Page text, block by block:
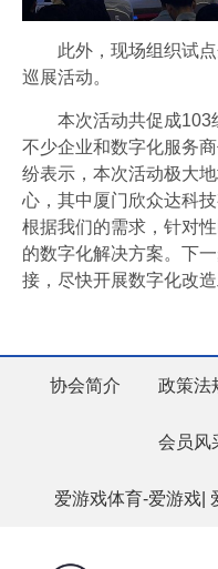
此外，现场组织试点
巡展活动。
本次活动共促成103组
不少企业和数字化服务
纷表示，本次活动极大
心，其中厦门欣众达科
根据我们的需求，针对
的数字化解决方案。下
接，尽快开展数字化改造
协会简介 政策法
会员风
爱游戏体育-爱游戏|